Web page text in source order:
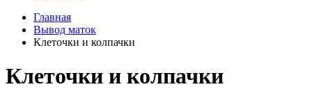
Главная
Вывод маток
Клеточки и колпачки
Клеточки и колпачки